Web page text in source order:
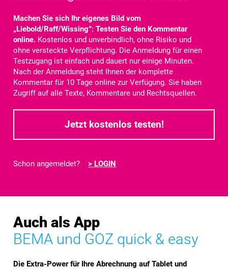
Machen Sie sich Ihr eigenes Bild vom
„Liebold/Raff/Wissing“: Testen Sie den Kommentar
online. Kostenlos und unverbindlich, ohne Risiko und
ohne versteckte Verpflichtung. Die Anmeldung für einen
Testzugang ist einfach und dauert nur einige Minuten.
Nach der Anmeldung steht Ihnen der komplette
Kommentar für 10 Tage online zur Verfügung. Sie haben
Zugriff auf alle Texte, Kommentare und Rechtsquellen.
Jetzt kostenlos testen!
Schon angemeldet?> LOGIN
Auch als App
BEMA und GOZ quick & easy
Die Extra-Power für Ihre Abrechnung auf Tablet und